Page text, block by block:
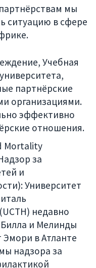
мы
ситуацию в сфере
Учебная
партнёрские
организациями.
эффективно
отношения.
Mortality
за
и
Университет
недавно
и Мелинды
Эмори в Атланте
надзора за